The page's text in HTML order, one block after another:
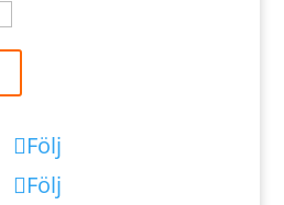
Följ
Följ